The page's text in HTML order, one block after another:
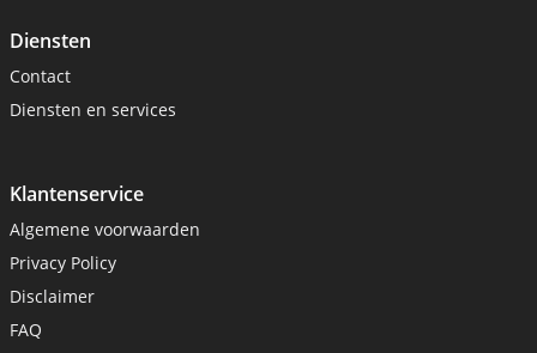
Diensten
Contact
Diensten en services
Klantenservice
Algemene voorwaarden
Privacy Policy
Disclaimer
FAQ